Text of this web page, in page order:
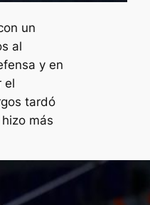
un
al
y en
el
tardó
más